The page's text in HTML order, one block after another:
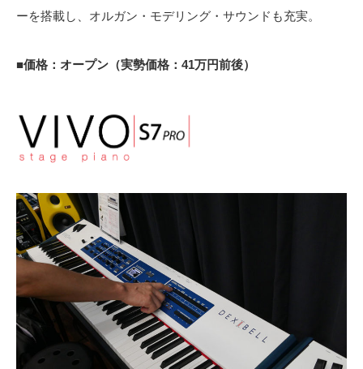
ーを搭載し、オルガン・モデリング・サウンドも充実。
■価格：オープン（実勢価格：41万円前後）